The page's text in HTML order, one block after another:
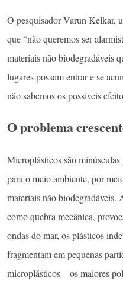
O pesquisador Varun Kelkar,
que “não queremos ser
materiais não biodegradáveis
lugares possam entrar e se
não sabemos os possíveis
O problema
Microplásticos são
para o meio ambiente, por
materiais não biodegradáveis.
como quebra mecânica,
ondas do mar, os plásticos
fragmentam em pequenas
microplásticos – os maiores